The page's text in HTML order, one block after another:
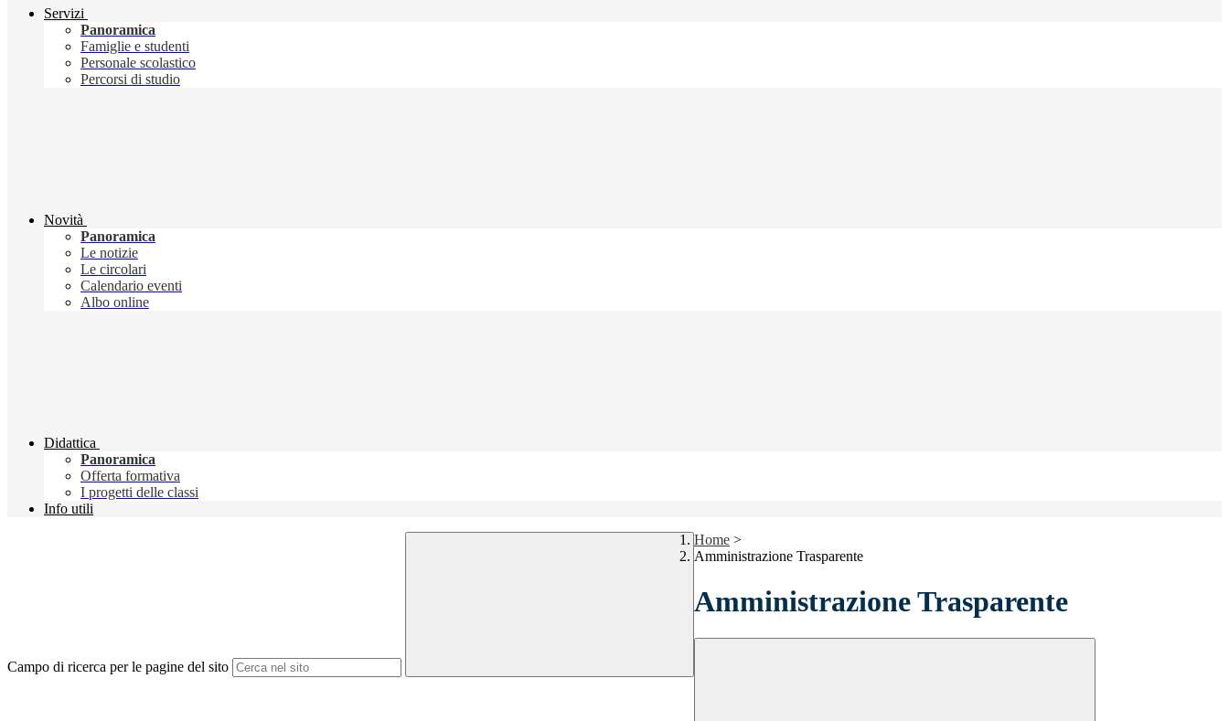
Servizi
Panoramica
Famiglie e studenti
Personale scolastico
Percorsi di studio
Novità
Panoramica
Le notizie
Le circolari
Calendario eventi
Albo online
Didattica
Panoramica
Offerta formativa
I progetti delle classi
Info utili
Campo di ricerca per le pagine del sito
Home >
Amministrazione Trasparente
Amministrazione Trasparente